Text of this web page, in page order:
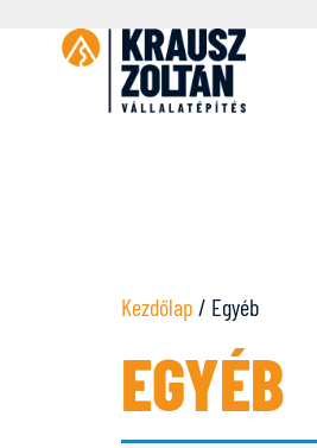
Kezdőlap / Egyéb
EGYÉB